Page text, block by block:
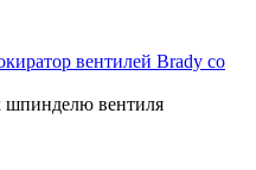
вентилей Brady со
шпинделю вентиля